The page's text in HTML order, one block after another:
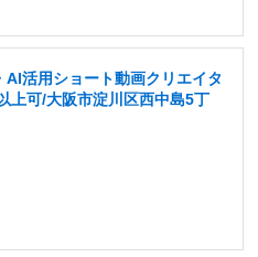
AI活用ショート動画クリエイタ
上可/大阪市淀川区西中島5丁